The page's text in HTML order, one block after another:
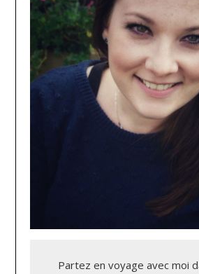
Partez en voyage avec moi